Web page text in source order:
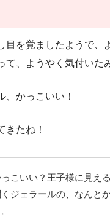
目を覚ましたようで、
て、ようやく気付いた
、かっこいい！
きたね！
こいい？王子様に見え
くジェラールの、なんと